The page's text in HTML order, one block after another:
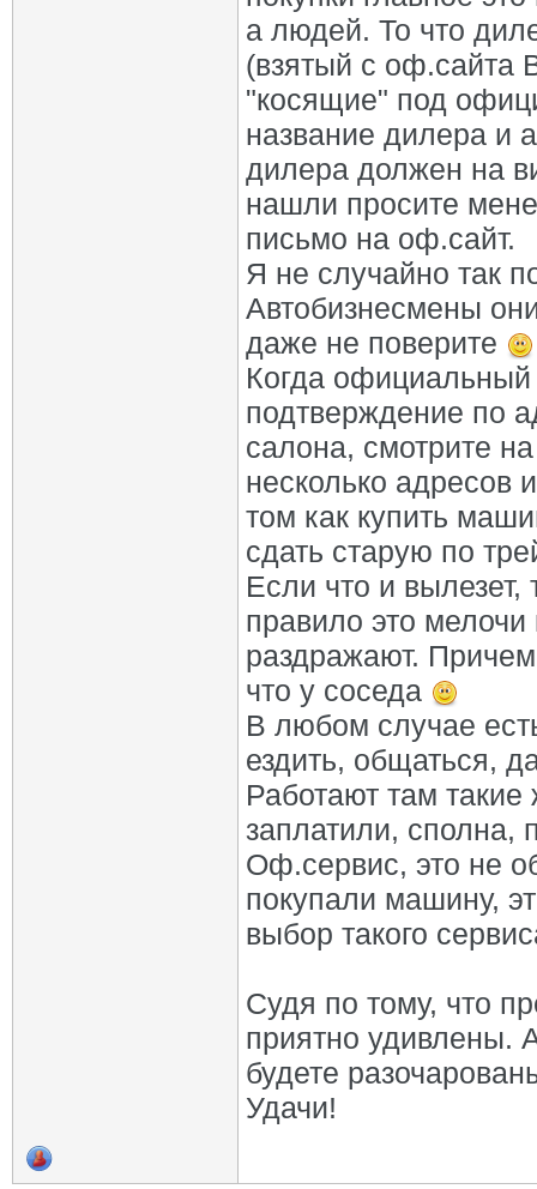
а людей. То что
(взятый с оф.сайта
"косящие" под
название дилера и
дилера должен на
нашли просите
письмо на оф.сайт.
Я не случайно так
Автобизнесмены
даже не поверите
Когда
подтверждение по
салона, смотрите
несколько адресов
том как купить
сдать старую по
Если что и вылезет,
правило это
раздражают. Причем
что у соседа
В любом случае
ездить, общаться,
Работают там
заплатили, сполна,
Оф.сервис, это не
покупали машину,
выбор такого
Судя по тому, что
приятно удивлены.
будете
Удачи!